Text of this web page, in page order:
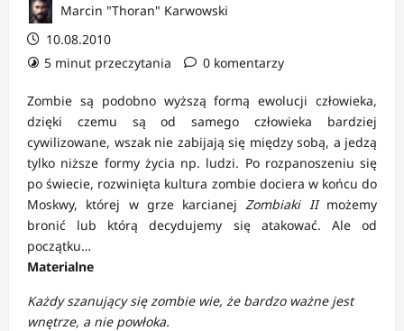
Marcin "Thoran" Karwowski
10.08.2010
5 minut przeczytania
0 komentarzy
Zombie są podobno wyższą formą ewolucji człowieka,
dzięki czemu są od samego człowieka bardziej
cywilizowane, wszak nie zabijają się między sobą, a jedzą
tylko niższe formy życia np. ludzi. Po rozpanoszeniu się
po świecie, rozwinięta kultura zombie dociera w końcu do
Moskwy, której w grze karcianej Zombiaki IImożemy
bronić lub którą decydujemy się atakować. Ale od
początku…
Materialne
Każdy szanujący się zombie wie, że bardzo ważne jest
wnętrze, a nie powłoka.